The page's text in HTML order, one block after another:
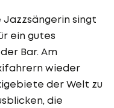
singt
ein gutes
Bar. Am
wieder
der Welt zu
die